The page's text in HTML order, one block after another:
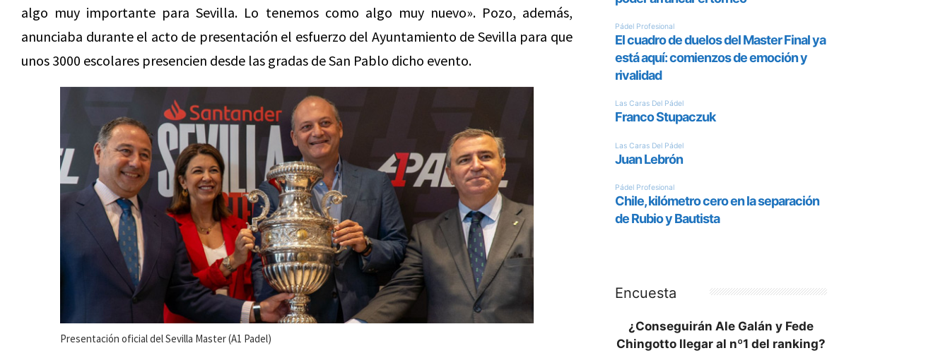
algo muy importante para Sevilla. Lo tenemos como algo muy nuevo». Pozo, además,
anunciaba durante el acto de presentación el esfuerzo del Ayuntamiento de Sevilla para que
unos 3000 escolares presencien desde las gradas de San Pablo dicho evento.
Presentación oficial del Sevilla Master (A1 Padel)
Encuesta
¿Conseguirán Ale Galán y Fede
Chingotto llegar al nº1 del ranking?